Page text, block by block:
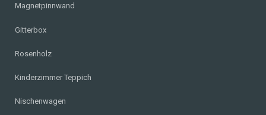
Magnetpinnwand
Gitterbox
Rosenholz
Kinderzimmer Teppich
Nischenwagen